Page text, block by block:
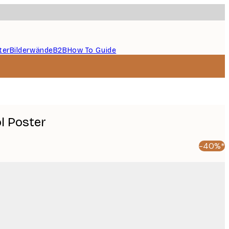
BilderwändeB2BHow To Guide
Poster
-40%*